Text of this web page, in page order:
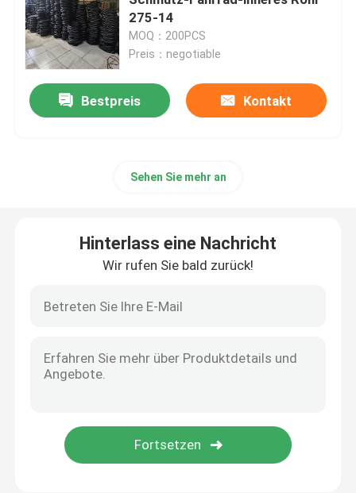
Off Road-Motorrad-Reifen
Dreiradreifen
Motorrad-inneres Rohr
275-14
MOQ：200PCS
Preis：negotiable
Bestpreis Kontakt
Sehen Sie mehr an
Hinterlass eine Nachricht
Wir rufen Sie bald zurück!